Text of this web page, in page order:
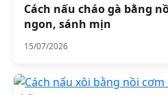
Cách nấu cháo gà bằng
ngon, sánh mịn
15/07/2026